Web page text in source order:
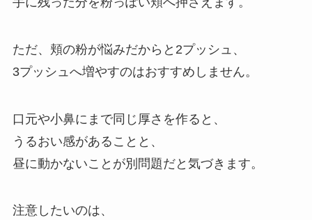
ただ、頬の粉が悩みだからと2プッシュ、
3プッシュへ増やすのはおすすめしません。
口元や小鼻にまで同じ厚さを作ると、
うるおい感があることと、
昼に動かないことが別問題だと気づきます。
注意したいのは、